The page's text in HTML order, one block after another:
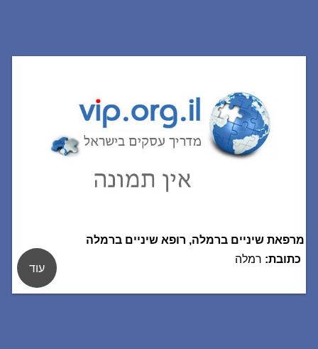
מרפאת שיניים ברמלה, רופא שיניים ברמלה
כתובת: רמלה
עוד